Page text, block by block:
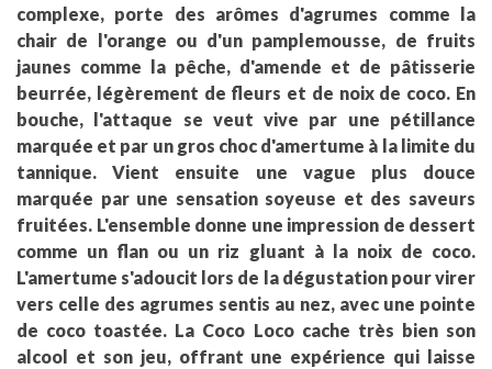
complexe, porte des arômes d'agrumes comme la
chair de l'orange ou d'un pamplemousse, de fruits
jaunes comme la pêche, d'amende et de pâtisserie
beurrée, légèrement de fleurs et de noix de coco. En
bouche, l'attaque se veut vive par une pétillance
marquée et par un gros choc d'amertume à la limite du
tannique. Vient ensuite une vague plus douce
marquée par une sensation soyeuse et des saveurs
fruitées. L'ensemble donne une impression de dessert
comme un flan ou un riz gluant à la noix de coco.
L'amertume s'adoucit lors de la dégustation pour virer
vers celle des agrumes sentis au nez, avec une pointe
de coco toastée. La Coco Loco cache très bien son
alcool et son jeu, offrant une expérience qui laisse